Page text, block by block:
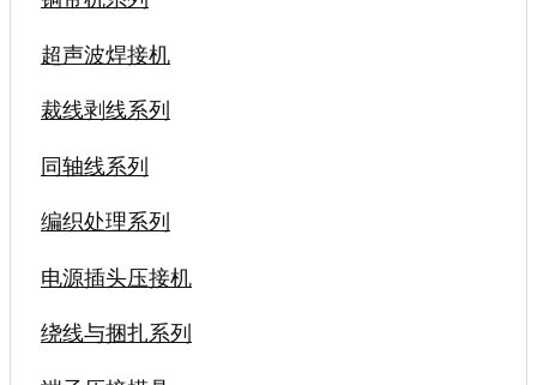
超声波焊接机
裁线剥线系列
同轴线系列
编织处理系列
电源插头压接机
绕线与捆扎系列